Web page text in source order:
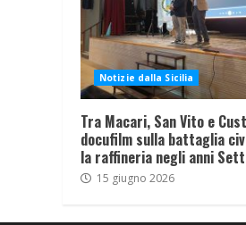
Notizie dalla Sicilia
Tra Macari, San Vito e
docufilm sulla battaglia
la raffineria negli anni
15 giugno 2026